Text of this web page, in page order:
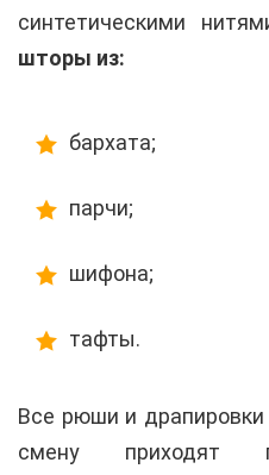
синтетическими
шторы из:
бархата;
парчи;
шифона;
тафты.
Все рюши и
смену приходят